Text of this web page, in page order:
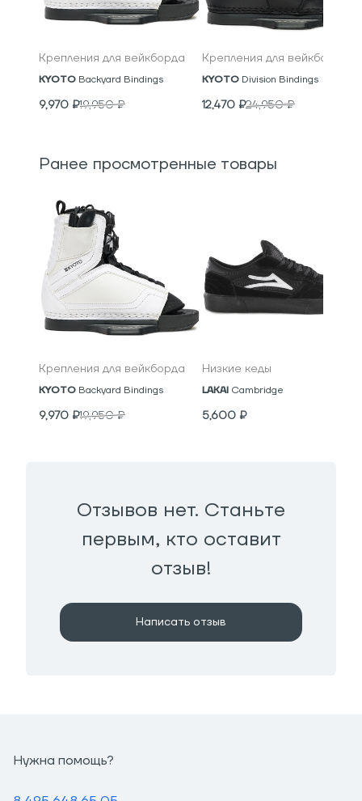
Крепления для вейкборда
KYOTO Backyard Bindings
9,970 ₽19,950₽
Крепления для вейкборда
KYOTO Division Bindings
12,470 ₽24,950₽
Ранее просмотренные товары
Крепления для вейкборда
KYOTO Backyard Bindings
9,970 ₽19,950₽
Низкие кеды
LAKAI Cambridge
5,600 ₽
Отзывов нет. Станьте
первым, кто оставит
отзыв!
Написать отзыв
Нужна помощь?